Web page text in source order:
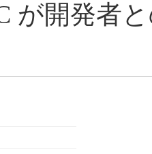
が開発者